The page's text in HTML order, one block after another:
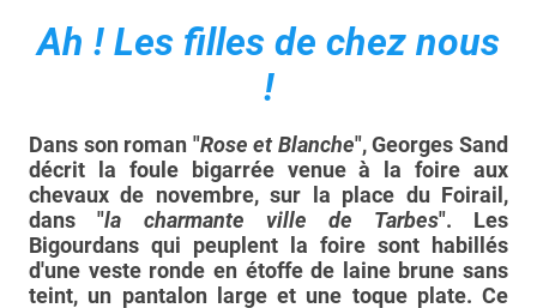
Ah ! Les filles de chez nous
!
Dans son roman "Rose et Blanche", Georges Sand
décrit la foule bigarrée venue à la foire aux
chevaux de novembre, sur la place du Foirail,
dans "la charmante ville de Tarbes". Les
Bigourdans qui peuplent la foire sont habillés
d'une veste ronde en étoffe de laine brune sans
teint, un pantalon large et une toque plate. Ce